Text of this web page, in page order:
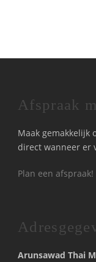
Afspraak
Maak gemakkelijk
direct wanneer er
Plan een afspraak!
Arunsawad Thai